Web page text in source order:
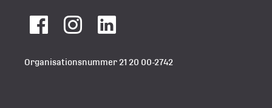
FacebookInstagramLinkedIn
Organisationsnummer 21 20 00-2742